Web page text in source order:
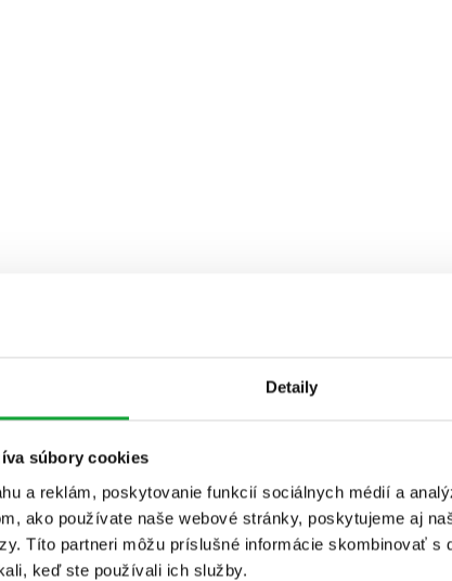
Detaily
súbory cookies
a reklám, poskytovanie funkcií sociálnych médií a
ako používate naše webové stránky, poskytujeme aj
Títo partneri môžu príslušné informácie skombinovať
keď ste používali ich služby.